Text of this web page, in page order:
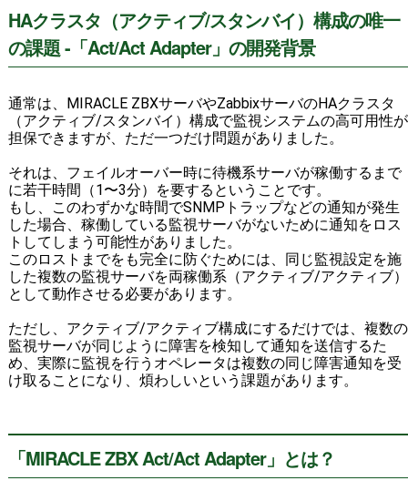
HAクラスタ（アクティブ/スタンバイ）構成の唯一
の課題 -「Act/Act Adapter」の開発背景
通常は、MIRACLE ZBXサーバやZabbixサーバのHAクラスタ
（アクティブ/スタンバイ）構成で監視システムの高可用性が
担保できますが、ただ一つだけ問題がありました。
それは、フェイルオーバー時に待機系サーバが稼働するまで
に若干時間（1〜3分）を要するということです。
もし、このわずかな時間でSNMPトラップなどの通知が発生
した場合、稼働している監視サーバがないために通知をロス
トしてしまう可能性がありました。
このロストまでをも完全に防ぐためには、同じ監視設定を施
した複数の監視サーバを両稼働系（アクティブ/アクティブ）
として動作させる必要があります。
ただし、アクティブ/アクティブ構成にするだけでは、複数の
監視サーバが同じように障害を検知して通知を送信するた
め、実際に監視を行うオペレータは複数の同じ障害通知を受
け取ることになり、煩わしいという課題があります。
「MIRACLE ZBX Act/Act Adapter」とは？